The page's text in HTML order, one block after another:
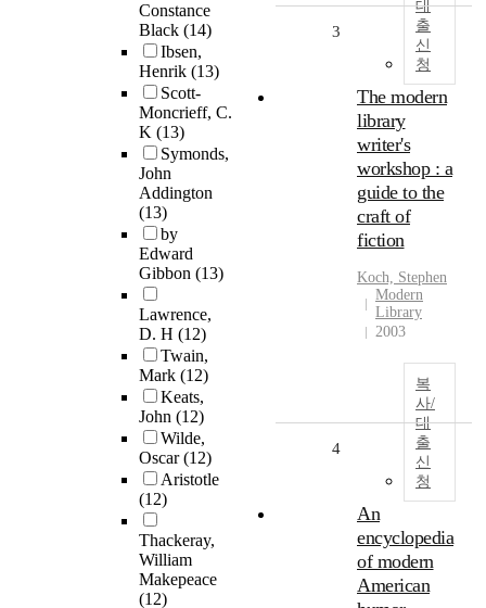
Constance
Black (14)
Ibsen,
Henrik (13)
Scott-
Moncrieff, C.
K (13)
Symonds,
John
Addington
(13)
by
Edward
Gibbon (13)
Lawrence,
D. H (12)
Twain,
Mark (12)
Keats,
John (12)
Wilde,
Oscar(12)
Aristotle
(12)
Thackeray,
William
Makepeace
(12)
대
출
신
청
3
The modern
library
writer's
workshop : a
guide to the
craft of
fiction
Koch, Stephen
Modern
Library
2003
복
사/
대
출
신
청
4
An
encyclopedia
of modern
American